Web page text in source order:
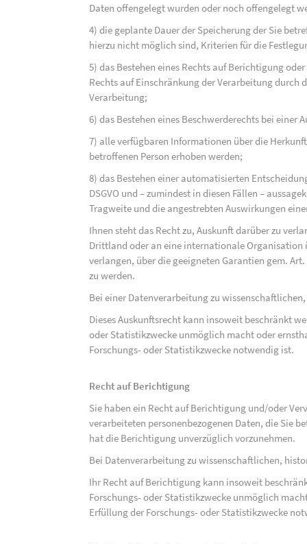
Daten offengelegt wurden oder noch offengelegt
4) die geplante Dauer der Speicherung der Sie
hierzu nicht möglich sind, Kriterien für die
5) das Bestehen eines Rechts auf Berichtigung
Rechts auf Einschränkung der Verarbeitung durch
Verarbeitung;
6) das Bestehen eines Beschwerderechts bei einer
7) alle verfügbaren Informationen über die
betroffenen Person erhoben werden;
8) das Bestehen einer automatisierten
DSGVO und – zumindest in diesen Fällen –
Tragweite und die angestrebten Auswirkungen
Ihnen steht das Recht zu, Auskunft darüber zu
Drittland oder an eine internationale Organisation
verlangen, über die geeigneten Garantien gem.
zu werden.
Bei einer Datenverarbeitung zu
Dieses Auskunftsrecht kann insoweit beschränkt
oder Statistikzwecke unmöglich macht oder
Forschungs- oder Statistikzwecke notwendig ist.
Recht auf Berichtigung
Sie haben ein Recht auf Berichtigung und/oder
verarbeiteten personenbezogenen Daten, die Sie
hat die Berichtigung unverzüglich vorzunehmen.
Bei Datenverarbeitung zu wissenschaftlichen,
Ihr Recht auf Berichtigung kann insoweit
Forschungs- oder Statistikzwecke unmöglich
Erfüllung der Forschungs- oder Statistikzwecke